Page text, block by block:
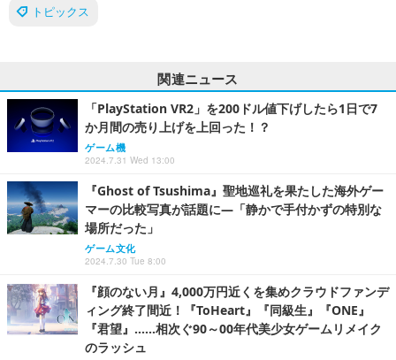
トピックス
関連ニュース
「PlayStation VR2」を200ドル値下げしたら1日で7
か月間の売り上げを上回った！？
ゲーム機
2024.7.31 Wed 13:00
『Ghost of Tsushima』聖地巡礼を果たした海外ゲー
マーの比較写真が話題に―「静かで手付かずの特別な
場所だった」
ゲーム文化
2024.7.30 Tue 8:00
『顔のない月』4,000万円近くを集めクラウドファンデ
ィング終了間近！『ToHeart』『同級生』『ONE』
『君望』……相次ぐ90～00年代美少女ゲームリメイク
のラッシュ